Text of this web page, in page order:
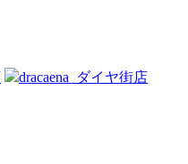
dracaena_ダイヤ街店